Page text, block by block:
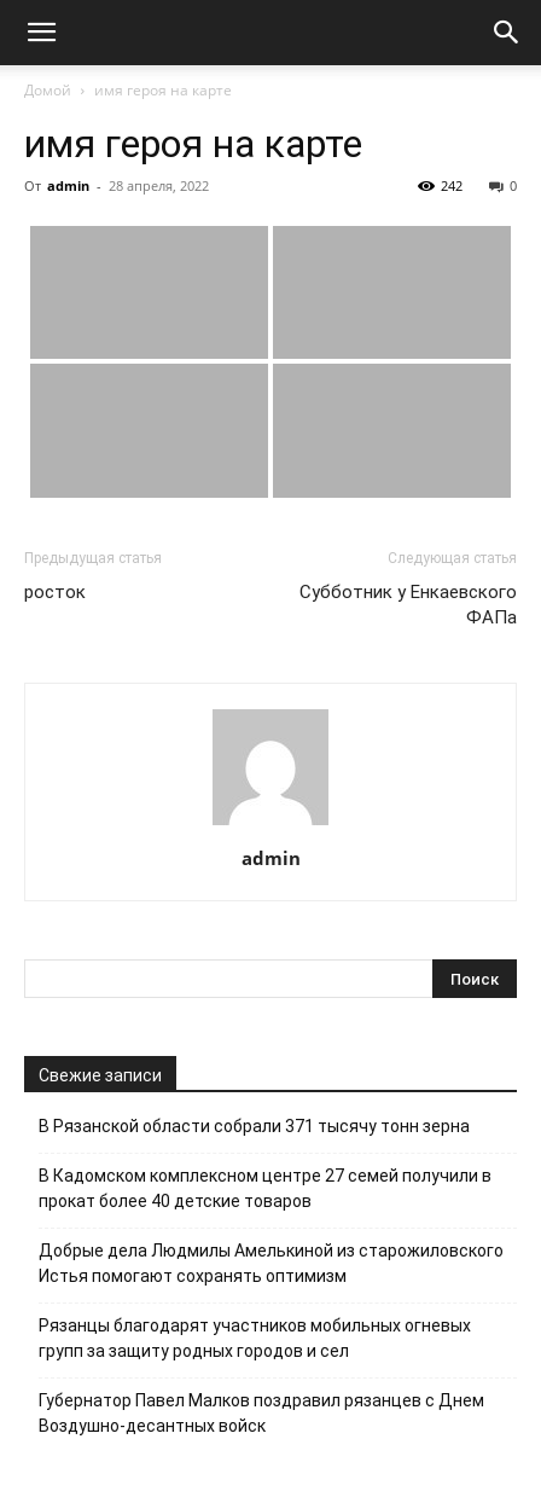
Домой имя героя на карте
имя героя на карте
От admin - 28 апреля, 2022 0
242
Предыдущая статья
росток
Следующая статья
Субботник у Енкаевского
ФАПа
admin
Свежие записи
В Рязанской области собрали 371 тысячу тонн зерна
В Кадомском комплексном центре 27 семей получили в
прокат более 40 детские товаров
Добрые дела Людмилы Амелькиной из старожиловского
Истья помогают сохранять оптимизм
Рязанцы благодарят участников мобильных огневых
групп за защиту родных городов и сел
Губернатор Павел Малков поздравил рязанцев с Днем
Воздушно-десантных войск